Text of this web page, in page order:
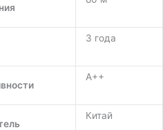
3 года
A++
Китай